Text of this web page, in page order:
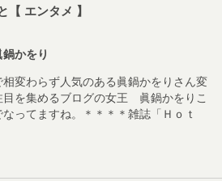
【 エンタメ 】
かをり
変わらず人気のある眞鍋かをりさん変
目を集めるブログの女王 眞鍋かをりこ
なってますね。＊＊＊＊雑誌「Ｈｏｔ